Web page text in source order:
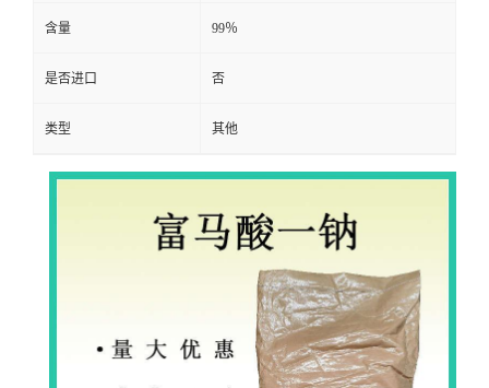
含量 99％
是否进口 否
类型 其他